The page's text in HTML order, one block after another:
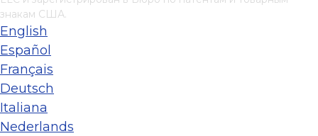
знакам США.
English
Español
Français
Deutsch
Italiana
Nederlands